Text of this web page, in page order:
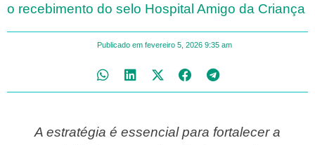
o recebimento do selo Hospital Amigo da Criança
Publicado em fevereiro 5, 2026 9:35 am
A estratégia é essencial para fortalecer a